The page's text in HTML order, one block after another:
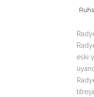
eski